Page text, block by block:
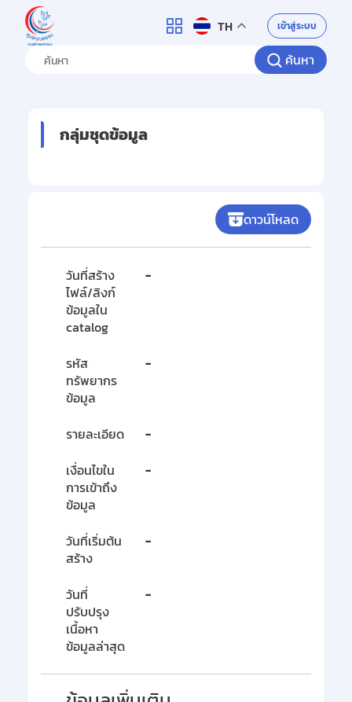
ศูนย์คุณธรรม TH เข้าสู่ระบบ
ค้นหา
กลุ่มชุดข้อมูล
ดาวน์โหลด
วันที่สร้าง
ไฟล์/ลิงก์
ข้อมูลใน
catalog
-
รหัส
ทรัพยากร
ข้อมูล
-
รายละเอียด
-
เงื่อนไขใน
การเข้าถึง
ข้อมูล
-
วันที่เริ่มต้น
สร้าง
-
วันที่
ปรับปรุง
เนื้อหา
ข้อมูลล่าสุด
-